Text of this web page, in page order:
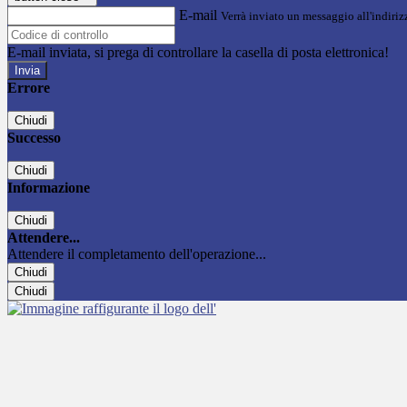
E-mail Verrà inviato un messaggio
E-mail inviata, si prega di controllare la casella di posta elettronica!
Errore
Chiudi
Successo
Chiudi
Informazione
Chiudi
Attendere...
Attendere il completamento dell'operazione...
Chiudi
Chiudi